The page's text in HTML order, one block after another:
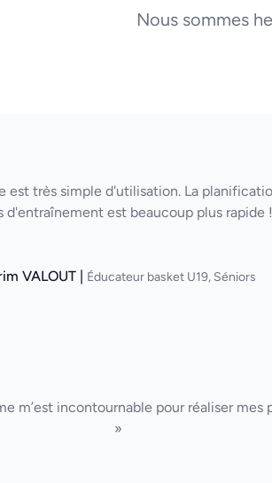
Nous sommes
est très simple d'utilisation. La
d'entraînement est beaucoup plus rapide
VALOUT | Éducateur basket U19, Séniors
m’est incontournable pour réaliser mes
»